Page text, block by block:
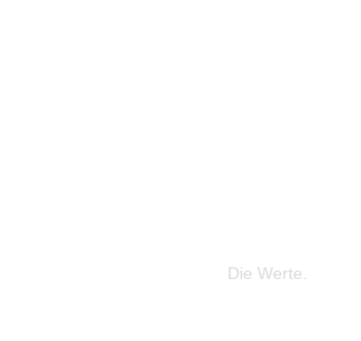
Die Werte.